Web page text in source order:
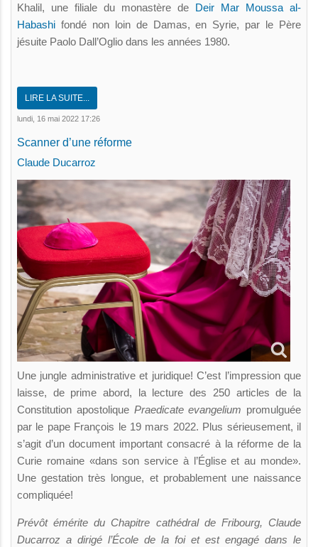
Khalil, une filiale du monastère de Deir Mar Moussa al-
Habashi fondé non loin de Damas, en Syrie, par le Père
jésuite Paolo Dall’Oglio dans les années 1980.
LIRE LA SUITE...
lundi, 16 mai 2022 17:26
Scanner d’une réforme
Claude Ducarroz
Une jungle administrative et juridique! C’est l’impression que
laisse, de prime abord, la lecture des 250 articles de la
Constitution apostolique Praedicate evangelium promulguée
par le pape François le 19 mars 2022. Plus sérieusement, il
s’agit d’un document important consacré à la réforme de la
Curie romaine «dans son service à l’Église et au monde».
Une gestation très longue, et probablement une naissance
compliquée!
Prévôt émérite du Chapitre cathédral de Fribourg, Claude
Ducarroz a dirigé l’École de la foi et est engagé dans le